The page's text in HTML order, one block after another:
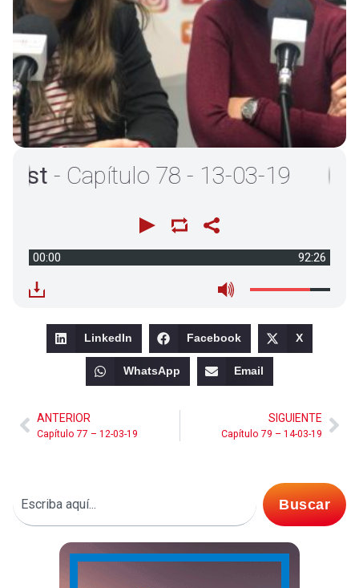
- Capítulo 78 - 13-03-19
00:00 92:26
LinkedIn Facebook X
WhatsApp Email
ANTERIOR
Capítulo 77 – 12-03-19
SIGUIENTE
Capítulo 79 – 14-03-19
Buscar